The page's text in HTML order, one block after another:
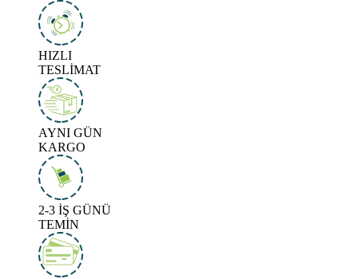
HIZLI
TESLİMAT
AYNI GÜN
KARGO
2-3 İŞ GÜNÜ
TEMİN